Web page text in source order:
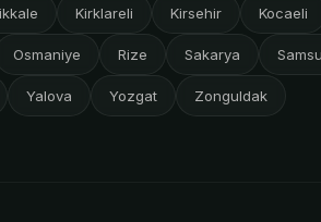
Kirklareli Kirsehir Kocaeli
Osmaniye Rize Sakarya
Yalova Yozgat Zonguldak